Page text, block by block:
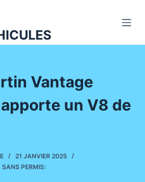
Vantage
un V8 de
21 JANVIER 2025
SANS PERMIS: